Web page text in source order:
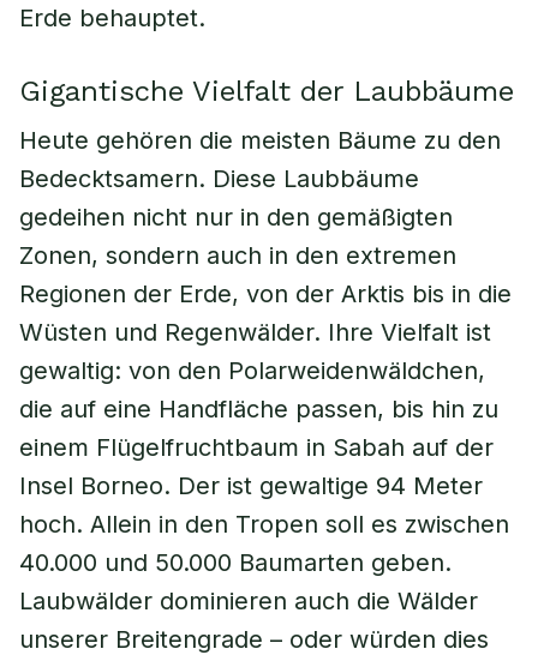
Erde behauptet.
Gigantische Vielfalt der Laubbäume
Heute gehören die meisten Bäume zu den
Bedecktsamern. Diese Laubbäume
gedeihen nicht nur in den gemäßigten
Zonen, sondern auch in den extremen
Regionen der Erde, von der Arktis bis in die
Wüsten und Regenwälder. Ihre Vielfalt ist
gewaltig: von den Polarweidenwäldchen,
die auf eine Handfläche passen, bis hin zu
einem Flügelfruchtbaum in Sabah auf der
Insel Borneo. Der ist gewaltige 94 Meter
hoch. Allein in den Tropen soll es zwischen
40.000 und 50.000 Baumarten geben.
Laubwälder dominieren auch die Wälder
unserer Breitengrade – oder würden dies